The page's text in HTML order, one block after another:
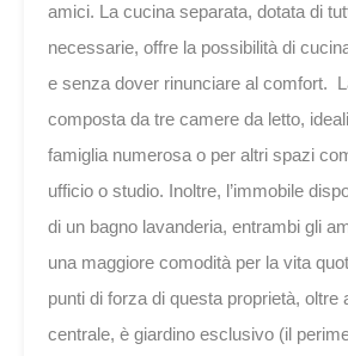
amici. La cucina separata, dotata di
necessarie, offre la possibilità di
e senza dover rinunciare al comfort.
composta da tre camere da letto,
famiglia numerosa o per altri spazi
ufficio o studio. Inoltre, l’immobile
di un bagno lavanderia, entrambi gli
una maggiore comodità per la vita
punti di forza di questa proprietà, oltre
centrale, è giardino esclusivo (il